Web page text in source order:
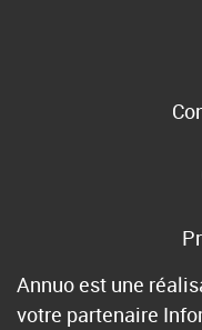
Annuo est une
votre partenaire